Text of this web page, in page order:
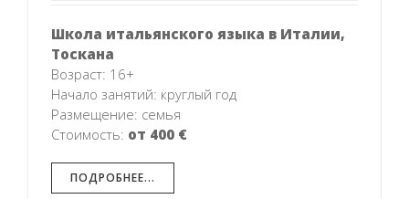
Школа итальянского языка в Италии,
Тоскана
Возраст: 16+
Начало занятий: круглый год
Размещение: семья
Стоимость: от 400 €
ПОДРОБНЕЕ...